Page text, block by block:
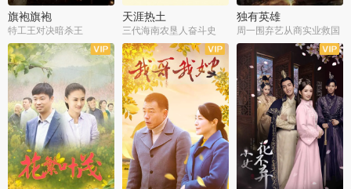
旗袍旗袍
特工王对决暗杀王
天涯热土
三代海南农垦人奋斗史
独有英雄
周一围弃艺从商实业救国
全34集
全50集 全51集